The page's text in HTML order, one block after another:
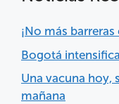
¡No más
Bogotá
Una vacuna hoy,
mañana